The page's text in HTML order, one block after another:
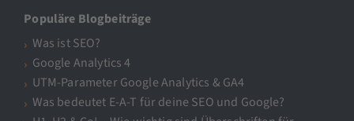
Populäre Blogbeiträge
Was ist SEO?
Google Analytics 4
UTM-Parameter Google Analytics & GA4
Was bedeutet E-A-T für deine SEO und Google?